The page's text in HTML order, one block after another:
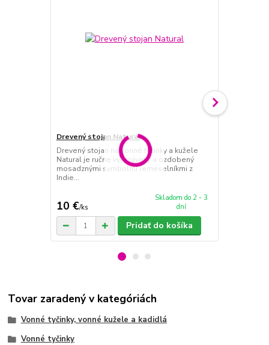
Drevený stojan Natural
Drevený stojan na vonné tyčinky a kužele
Natural je ručne vyrezávaný a ozdobený
mosadznými symbolmi remeselníkmi z
Indie...
10 €/ks
Skladom do 2 - 3
dní
Pridať do košíka
Tovar zaradený v kategóriách
Vonné tyčinky, vonné kužele a kadidlá
Vonné tyčinky